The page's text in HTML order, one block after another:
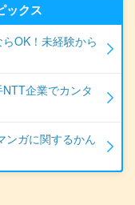
ックス
OK！未経験から
企業でカンタ
ンガに関するかん